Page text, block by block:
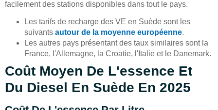
facilement des stations disponibles dans tout le pays.
Les tarifs de recharge des VE en Suède sont les
suivants autour de la moyenne européenne.
Les autres pays présentant des taux similaires sont la
France, l'Allemagne, la Croatie, l'Italie et le Danemark.
Coût Moyen De L'essence Et
Du Diesel En Suède En 2025